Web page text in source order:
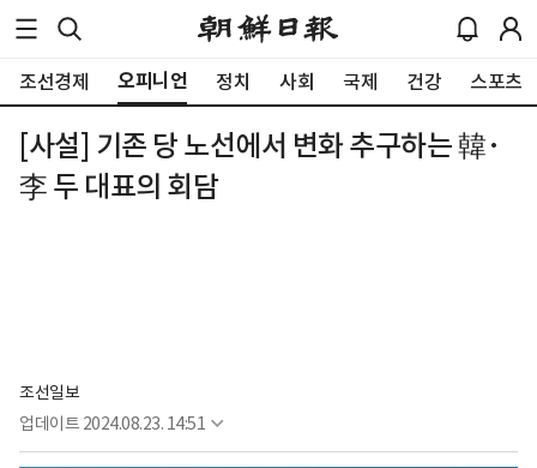
조선경제 오피니언 정치 사회 국제 건강 스포츠
[사설] 기존 당 노선에서 변화 추구하는 韓·
李 두 대표의 회담
조선일보
업데이트 2024.08.23. 14:51